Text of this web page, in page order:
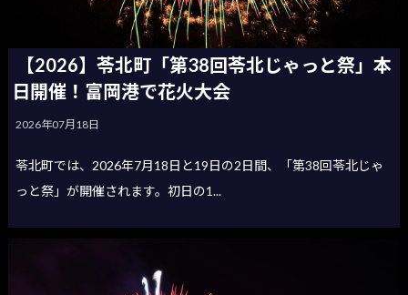
【2026】苓北町「第38回苓北じゃっと祭」本
日開催！富岡港で花火大会
2026年07月18日
苓北町では、2026年7月18日と19日の2日間、「第38回苓北じゃ
っと祭」が開催されます。初日の1...